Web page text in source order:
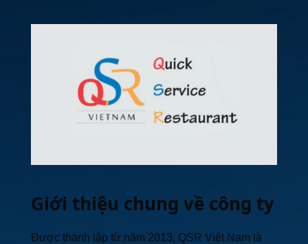
Giới thiệu chung về công ty
Được thành lập từ năm 2013, QSR Việt Nam là